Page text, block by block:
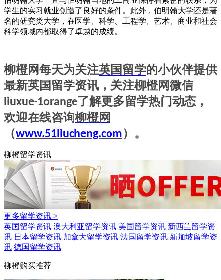
学生的实习就业创造了良好的条件。此外，伯明翰大学还是著
名的研究类大学，在医学、科学、工程学、艺术、商业和社会
科学领域内都取得了卓越的成绩。
柳橙网每天为关注英国 留学的小伙伴提供
最新英国 留学资讯 ，关注柳橙网微信
liuxue-1orange了解更多留学热门动态，
欢迎在线咨询柳橙网
（www.51liucheng.com）。
柳橙留学资讯
更多留学资讯 >
英国留学资讯 澳大利亚留学资讯 美国留学资讯 新西兰留学资
讯 日本留学资讯 加拿大留学资讯 法国留学资讯 新加坡留学资
讯 德国留学资讯
柳橙购买推荐